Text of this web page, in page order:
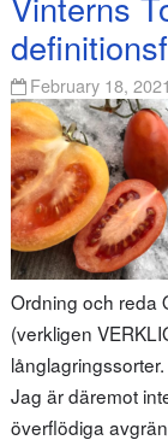
February 18, 2021
Ordning och reda
(verkligen
Jag är däremot
överflödiga